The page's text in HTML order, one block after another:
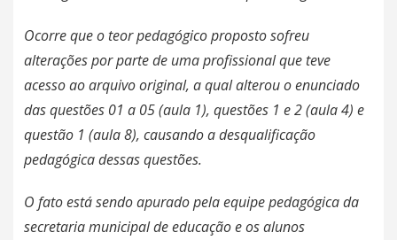
Ocorre que o teor pedagógico proposto sofreu
alterações por parte de uma profissional que teve
acesso ao arquivo original, a qual alterou o enunciado
das questões 01 a 05 (aula 1), questões 1 e 2 (aula 4) e
questão 1 (aula 8), causando a desqualificação
pedagógica dessas questões.
O fato está sendo apurado pela equipe pedagógica da
secretaria municipal de educação e os alunos